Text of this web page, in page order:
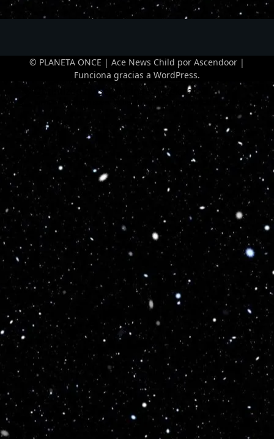
© PLANETA ONCE | Ace News Child por Ascendoor |
Funciona gracias a WordPress.
Optimized by Seraphinite Accelerator
Turns on site high speed to be attractive for people and search engines.